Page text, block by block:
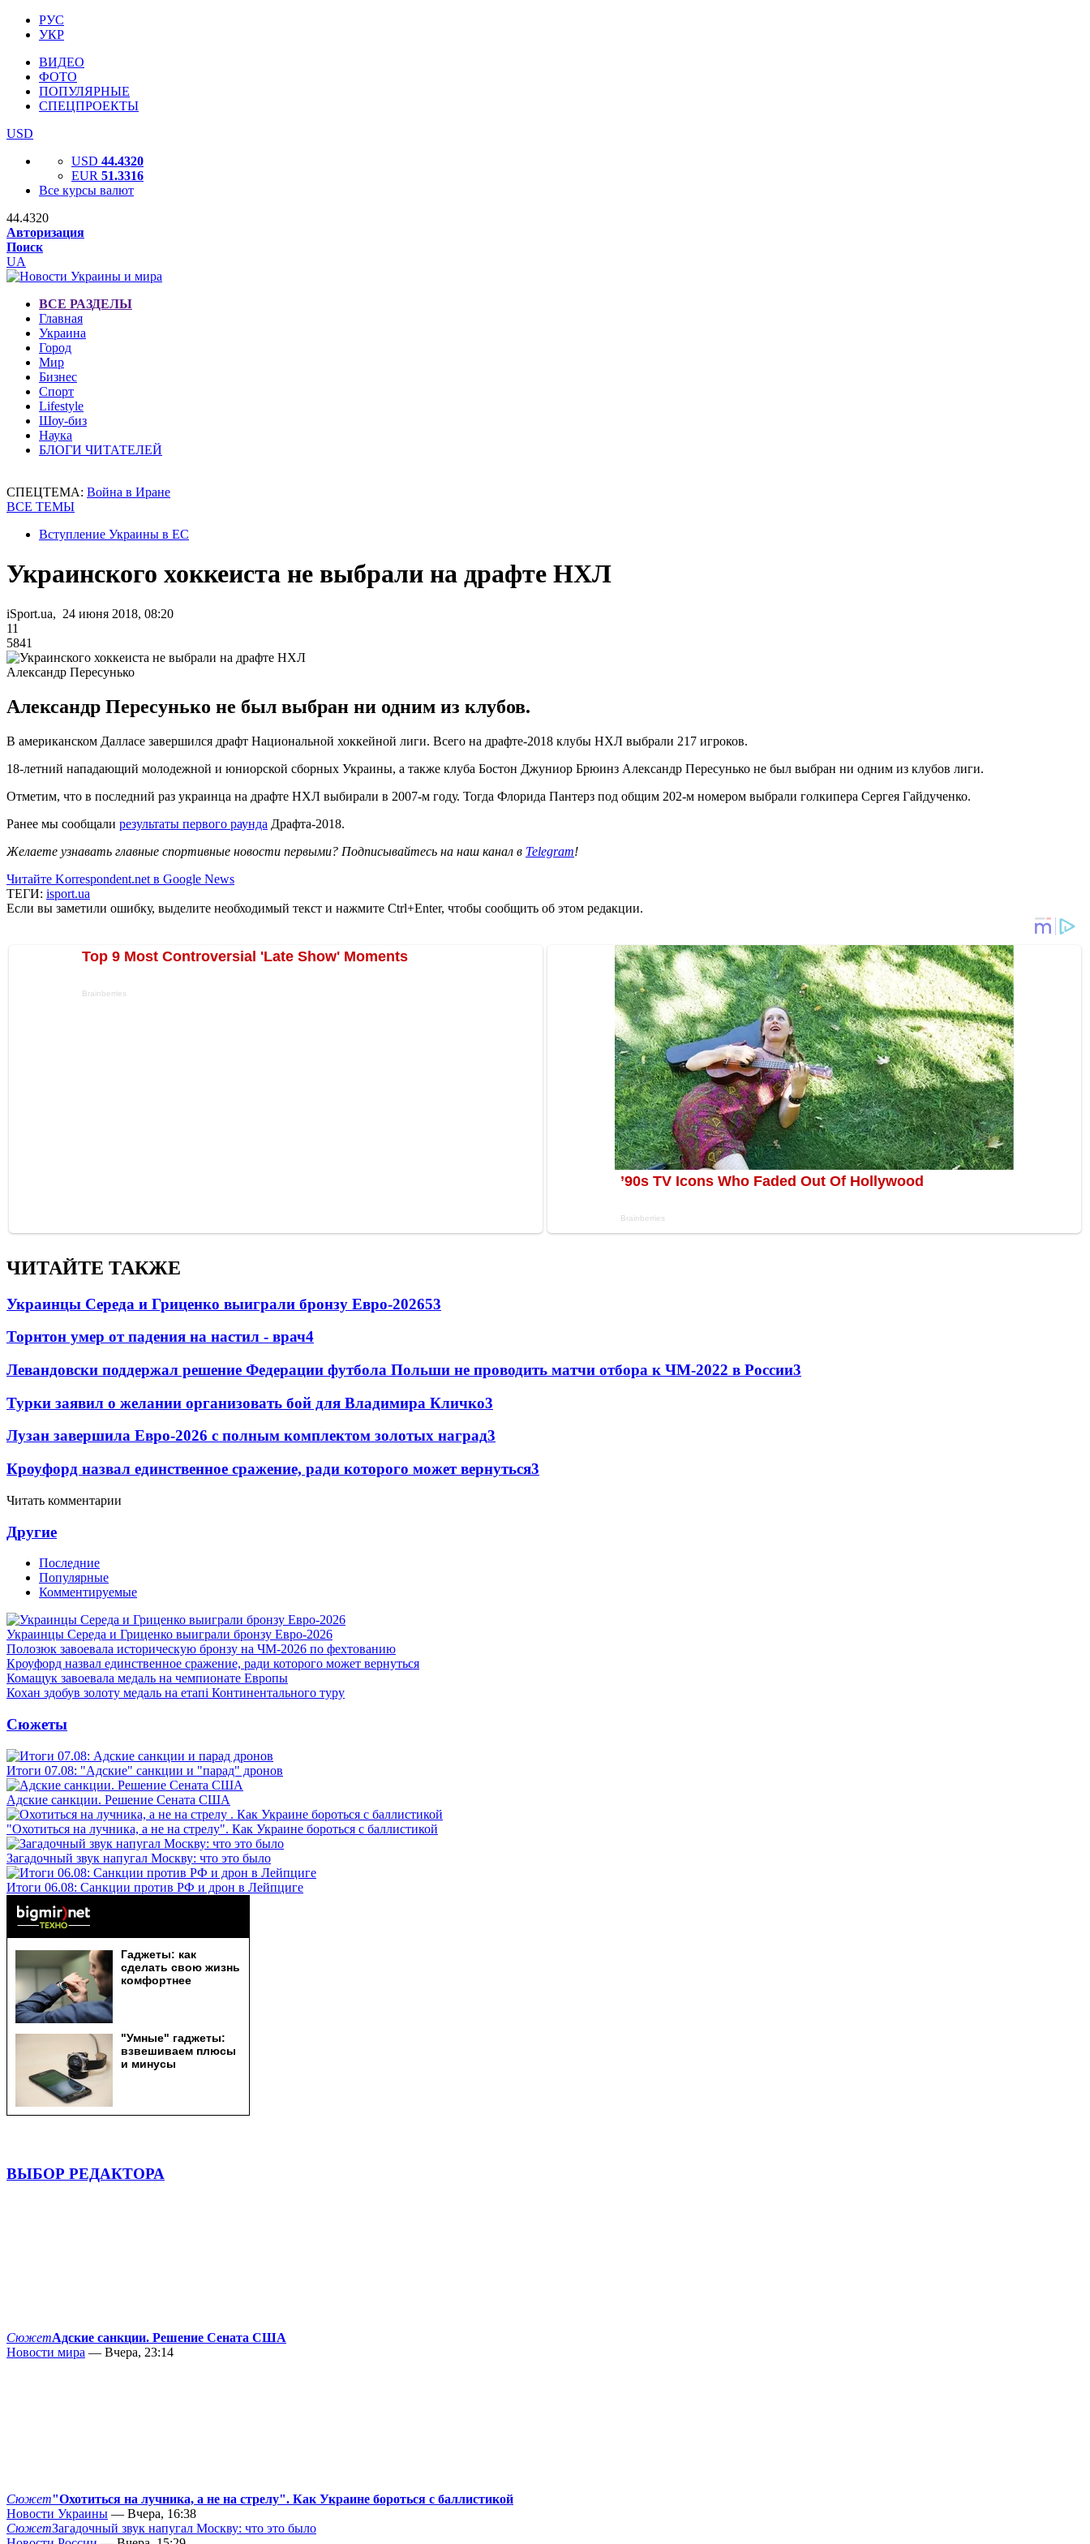
РУС
УКР
ВИДЕО
ФОТО
ПОПУЛЯРНЫЕ
СПЕЦПРОЕКТЫ
USD
USD 44.4320
EUR 51.3316
Все курсы валют
44.4320
Авторизация
Поиск
UA
ВСЕ РАЗДЕЛЫ
Главная
Украина
Город
Мир
Бизнес
Спорт
Lifestyle
Шоу-биз
Наука
БЛОГИ ЧИТАТЕЛЕЙ
СПЕЦТЕМА: Война в Иране
ВСЕ ТЕМЫ
Вступление Украины в ЕС
Украинского хоккеиста не выбрали на драфте НХЛ
iSport.ua, 24 июня 2018, 08:20
11
5841
Александр Пересунько
Александр Пересунько не был выбран ни одним из клубов.
В американском Далласе завершился драфт Национальной хоккейной лиги. Всего на драфте-2018 клубы НХЛ выбрали 217 игроков.
18-летний нападающий молодежной и юниорской сборных Украины, а также клуба Бостон Джуниор Брюинз Александр Пересунько не был выбран ни одним из клубов лиги.
Отметим, что в последний раз украинца на драфте НХЛ выбирали в 2007-м году. Тогда Флорида Пантерз под общим 202-м номером выбрали голкипера Сергея Гайдученко.
Ранее мы сообщали результаты первого раунда Драфта-2018.
Желаете узнавать главные спортивные новости первыми? Подписывайтесь на наш канал в Telegram!
Читайте Korrespondent.net в Google News
ТЕГИ: isport.ua
Если вы заметили ошибку, выделите необходимый текст и нажмите Ctrl+Enter, чтобы сообщить об этом редакции.
ЧИТАЙТЕ ТАКЖЕ
Украинцы Середа и Гриценко выиграли бронзу Евро-202653
Торнтон умер от падения на настил - врач4
Левандовски поддержал решение Федерации футбола Польши не проводить матчи отбора к ЧМ-2022 в России3
Турки заявил о желании организовать бой для Владимира Кличко3
Лузан завершила Евро-2026 с полным комплектом золотых наград3
Кроуфорд назвал единственное сражение, ради которого может вернуться3
Читать комментарии
Другие
Последние
Популярные
Комментируемые
Украинцы Середа и Гриценко выиграли бронзу Евро-2026
Полозюк завоевала историческую бронзу на ЧМ-2026 по фехтованию
Кроуфорд назвал единственное сражение, ради которого может вернуться
Комащук завоевала медаль на чемпионате Европы
Кохан здобув золоту медаль на етапі Континентального туру
Сюжеты
Итоги 07.08: "Адские" санкции и "парад" дронов
Адские санкции. Решение Сената США
"Охотиться на лучника, а не на стрелу". Как Украине бороться с баллистикой
Загадочный звук напугал Москву: что это было
Итоги 06.08: Санкции против РФ и дрон в Лейпциге
ВЫБОР РЕДАКТОРА
СюжетАдские санкции. Решение Сената США
Новости мира — Вчера, 23:14
Сюжет"Охотиться на лучника, а не на стрелу". Как Украине бороться с баллистикой
Новости Украины — Вчера, 16:38
СюжетЗагадочный звук напугал Москву: что это было